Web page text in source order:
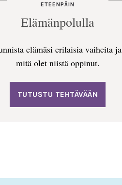
ETEENPÄIN
Elämänpolulla
elämäsi erilaisia vaiheita ja
mitä olet niistä oppinut.
TUTUSTU TEHTÄVÄÄN